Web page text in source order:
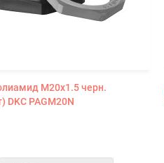
М20х1.5 черн.
DKC PAGM20N